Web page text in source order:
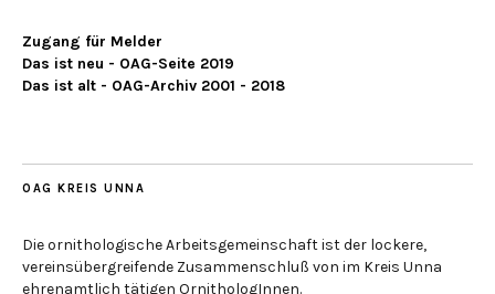
Zugang für Melder
Das ist neu - OAG-Seite 2019
Das ist alt - OAG-Archiv 2001 - 2018
OAG KREIS UNNA
Die ornithologische Arbeitsgemeinschaft ist der lockere,
vereinsübergreifende Zusammenschluß von im Kreis Unna
ehrenamtlich tätigen OrnithologInnen.